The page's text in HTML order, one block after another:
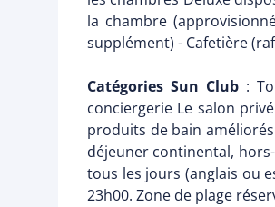
la chambre
supplément) - Cafetière
Catégories Sun Club:
conciergerie Le salon
produits de bain
déjeuner continental,
tous les jours (anglais ou
23h00. Zone de plage